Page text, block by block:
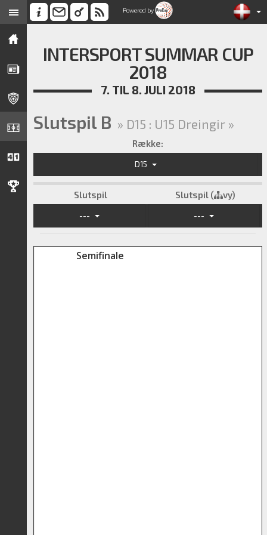
Powered by
INTERSPORT SUMMAR CUP
2018
7. TIL 8. JULI 2018
Slutspil B » D15 : U15 Dreingir »
Række:
D15
Slutspil Slutspil ( vy)
--- ---
Semifinale